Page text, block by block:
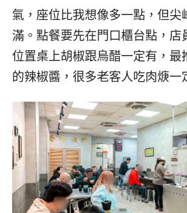
氣，座位比我想像多一點，但尖
滿。點餐要先在門口櫃台點，店
位置桌上胡椒跟烏醋一定有，最
的辣椒醬，很多老客人吃肉焿一